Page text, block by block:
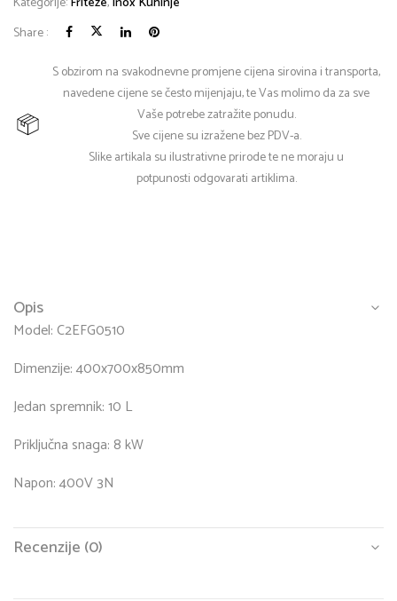
Share :
S obzirom na svakodnevne promjene cijena sirovina i transporta,
navedene cijene se često mijenjaju, te Vas molimo da za sve
Vaše potrebe zatražite ponudu.
Sve cijene su izražene bez PDV-a.
Slike artikala su ilustrativne prirode te ne moraju u
potpunosti odgovarati artiklima.
Opis
Model: C2EFG0510
Dimenzije: 400x700x850mm
Jedan spremnik: 10 L
Priključna snaga: 8 kW
Napon: 400V 3N
Recenzije (0)